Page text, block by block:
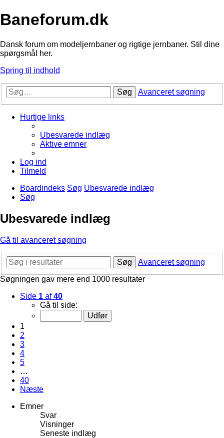
Baneforum.dk
Dansk forum om modeljernbaner og rigtige jernbaner. Stil dine
spørgsmål her.
Spring til indhold
Søg Avanceret søgning
Hurtige links
Ubesvarede indlæg
Aktive emner
Log ind
Tilmeld
Boardindeks Søg Ubesvarede indlæg
Søg
Ubesvarede indlæg
Gå til avanceret søgning
Søg
Avanceret søgning
Søgningen gav mere end 1000 resultater
Side 1 af40
Gå til side:
1
2
3
4
5
…
40
Næste
Emner
Svar
Visninger
Seneste indlæg